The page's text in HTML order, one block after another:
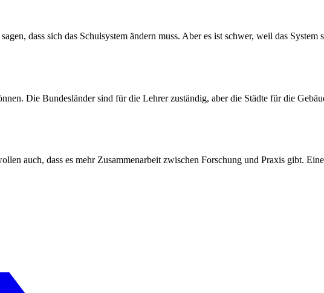
dass sich das Schulsystem ändern muss. Aber es ist schwer, weil das
Die Bundesländer sind für die Lehrer zuständig, aber die Städte für die
auch, dass es mehr Zusammenarbeit zwischen Forschung und Praxis gibt.